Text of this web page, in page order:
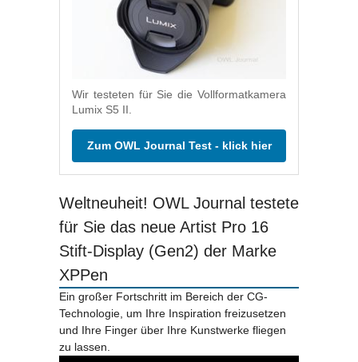
Wir testeten für Sie die Vollformatkamera
Lumix S5 II.
Zum OWL Journal Test - klick hier
Weltneuheit! OWL Journal testete
für Sie das neue Artist Pro 16
Stift-Display (Gen2) der Marke
XPPen
Ein großer Fortschritt im Bereich der CG-
Technologie, um Ihre Inspiration freizusetzen
und Ihre Finger über Ihre Kunstwerke fliegen
zu lassen.